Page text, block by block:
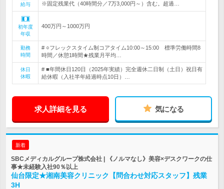
給与
※固定残業代（40時間分／7万3,000円～）含む。超過…
初年度
年収
400万円～1000万円
勤務
時間
# ○フレックスタイム制コアタイム10:00～15:00 標準労働時間8
時間／休憩1時間★残業月平均…
休日
休暇
# ■年間休日120日（2025年実績）完全週休二日制（土日）祝日有
給休暇（入社半年経過時点10日）…
求人詳細を見る 気になる
新着
SBCメディカルグループ株式会社 | 《ノルマなし》美容×デスクワークの仕
事★未経験入社90％以上
仙台限定★湘南美容クリニック【問合わせ対応スタッフ】残業
3H